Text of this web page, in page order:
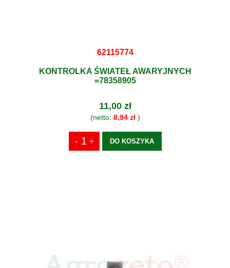
62115774
KONTROLKA ŚWIATEŁ AWARYJNYCH
=78358905
11,00 zł
(netto: 8,94 zł)
DO KOSZYKA